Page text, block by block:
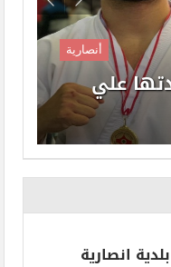
أنصارية
علي
انصارية